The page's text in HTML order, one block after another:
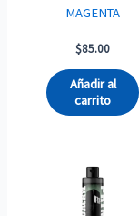
MAGENTA
$85.00
Añadir al
carrito